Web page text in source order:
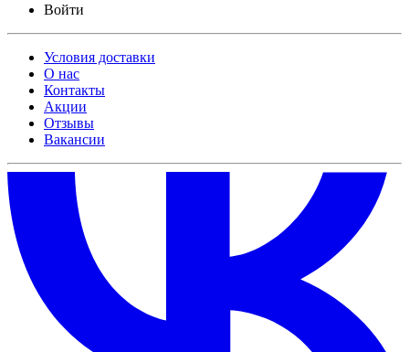
Войти
Условия доставки
О нас
Контакты
Акции
Отзывы
Вакансии